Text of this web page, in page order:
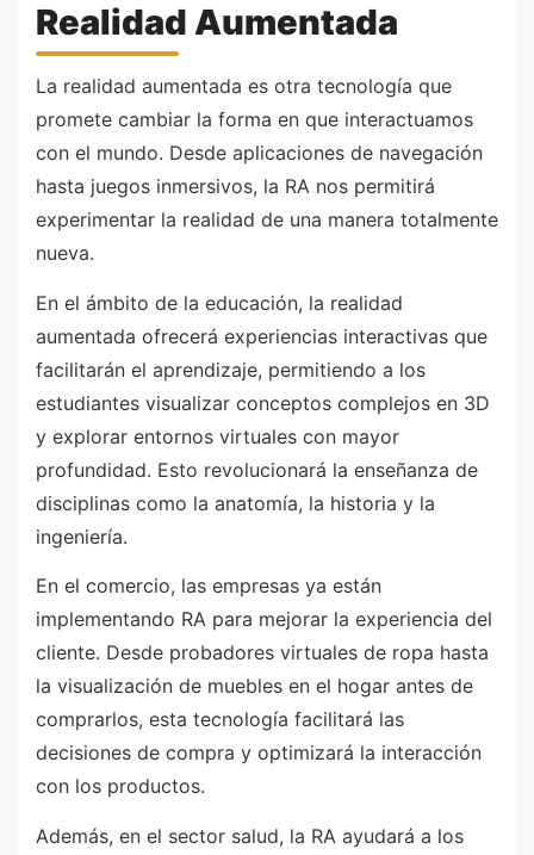
Realidad Aumentada
La realidad aumentada es otra tecnología que
promete cambiar la forma en que interactuamos
con el mundo. Desde aplicaciones de navegación
hasta juegos inmersivos, la RA nos permitirá
experimentar la realidad de una manera totalmente
nueva.
En el ámbito de la educación, la realidad
aumentada ofrecerá experiencias interactivas que
facilitarán el aprendizaje, permitiendo a los
estudiantes visualizar conceptos complejos en 3D
y explorar entornos virtuales con mayor
profundidad. Esto revolucionará la enseñanza de
disciplinas como la anatomía, la historia y la
ingeniería.
En el comercio, las empresas ya están
implementando RA para mejorar la experiencia del
cliente. Desde probadores virtuales de ropa hasta
la visualización de muebles en el hogar antes de
comprarlos, esta tecnología facilitará las
decisiones de compra y optimizará la interacción
con los productos.
Además, en el sector salud, la RA ayudará a los